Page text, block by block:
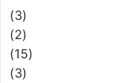
(3)
(2)
(15)
(3)